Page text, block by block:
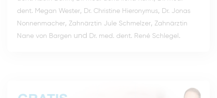
dent. Megan Wester, Dr. Christine Hieronymus, Dr. Jonas
Nonnenmacher, Zahnärztin Jule Schmelzer, Zahnärztin
Nane von Bargen und Dr. med. dent. René Schlegel .